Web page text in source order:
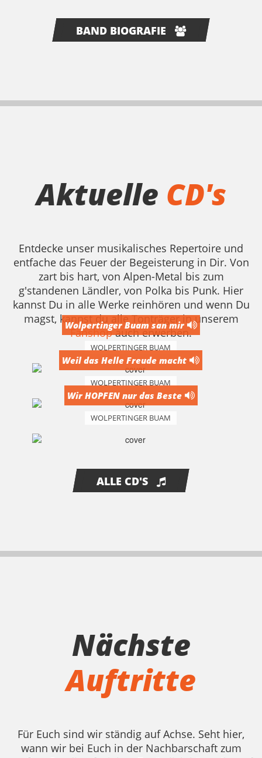
BAND BIOGRAFIE
Aktuelle CD's
Entdecke unser musikalisches Repertoire und
entfache das Feuer der Begeisterung in Dir. Von
zart bis hart, von Alpen-Metal bis zum
g'standenen Ländler, von Polka bis Punk. Hier
kannst Du in alle Werke reinhören und wenn Du
magst, kannst du alle Tonträger in unserem
Fanshopauch erwerben.
Wolpertinger Buam san mir
WOLPERTINGER BUAM
Weil das Helle Freude macht
WOLPERTINGER BUAM
Wir HOPFEN nur das Beste
WOLPERTINGER BUAM
ALLE CD'S
Nächste
Auftritte
Für Euch sind wir ständig auf Achse. Seht hier,
wann wir bei Euch in der Nachbarschaft zum